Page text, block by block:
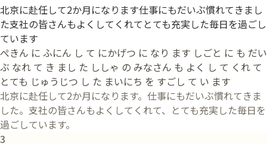
北京に赴任して2か月になります仕事にもだいぶ慣れてきまし
た支社の皆さんもよくしてくれてとても充実した毎日を過ごし
ています
ぺきん に ふにん し て にかげつ に なり ます しごと に も だい
ぶ なれ て き まし た ししゃ の みなさん も よく し て くれ て
とても じゅうじつ し た まいにち を すごし て い ます
北京に赴任して2か月になります。仕事にもだいぶ慣れてきま
した。支社の皆さんもよくしてくれて、とても充実した毎日を
過ごしています。
3